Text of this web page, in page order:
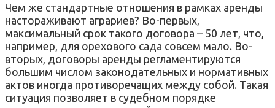
Чем же стандартные отношения в рамках аренды
настораживают аграриев? Во-первых,
максимальный срок такого договора – 50 лет, что,
например, для орехового сада совсем мало. Во-
вторых, договоры аренды регламентируются
большим числом законодательных и нормативных
актов иногда противоречащих между собой. Такая
ситуация позволяет в судебном порядке